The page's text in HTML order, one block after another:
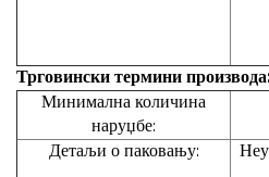
Трговински термини производа:
Минимална количина
наруџбе:
Детаљи о паковању: